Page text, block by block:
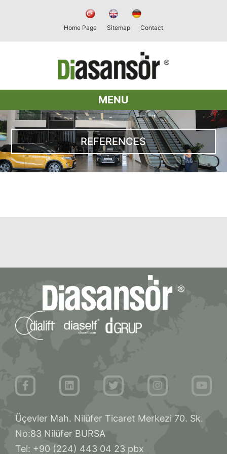
Home Page Sitemap Contact
MENU
REFERENCES
Üçevler Mah. Nilüfer Ticaret Merkezi 70. Sk.
No:83 Nilüfer BURSA
Tel: +90 (224) 443 04 23 pbx